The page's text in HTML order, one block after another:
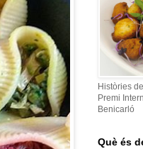
Històries
Premi
Benicarló
Què és